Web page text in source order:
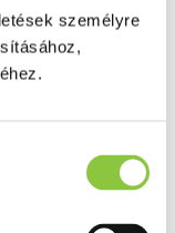
személyre
orrspray-k
készítmények,